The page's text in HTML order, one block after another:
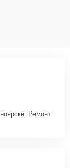
Brandt
вопросам,
время и место.
Ремонт